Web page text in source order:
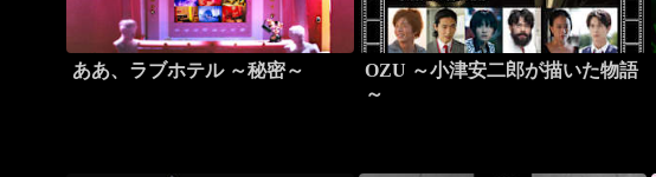
ああ、ラブホテル ～秘密～
OZU ～小津安二郎が描いた物語
～